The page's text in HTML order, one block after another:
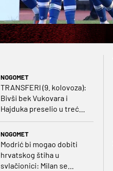
NOGOMET
TRANSFERI (9. kolovoza):
Bivši bek Vukovara i
Hajduka preselio u treću
NOGOMET
Modrić bi mogao dobiti
hrvatskog štiha u
svlačionici: Milan se